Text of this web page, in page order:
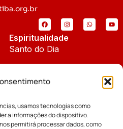
usamos tecnologias como
a informações do dispositivo.
permitirá processar dados, como
Espiritualidade
Santo do Dia
Cúria Diocesana